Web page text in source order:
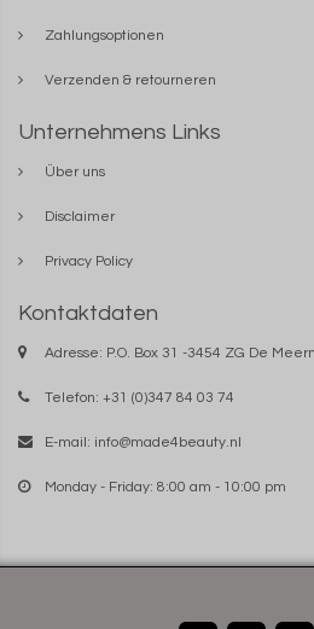
Zahlungsoptionen
Verzenden & retourneren
Unternehmens Links
Über uns
Disclaimer
Privacy Policy
Kontaktdaten
Adresse: P.O. Box 31 -3454 ZG De
Telefon: +31 (0)347 84 03 74
E-mail: info@made4beauty.nl
Monday - Friday: 8:00 am - 10:00 pm